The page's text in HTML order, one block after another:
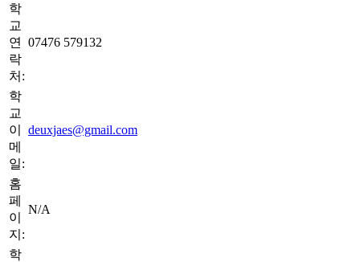
학
교
연
락
처:
07476 579132
학
교
이
메
일:
deuxjaes@gmail.com
홈
페
이
지:
N/A
학